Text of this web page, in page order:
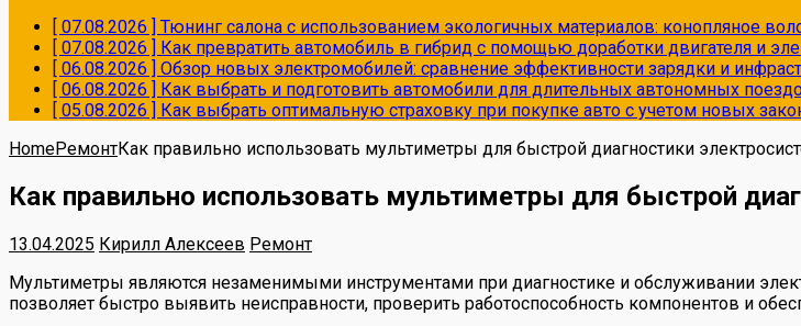
[ 07.08.2026 ] Тюнинг салона с использованием экологичных материалов: конопляное
[ 07.08.2026 ] Как превратить автомобиль в гибрид с помощью доработки двигателя и
[ 06.08.2026 ] Обзор новых электромобилей: сравнение эффективности зарядки и
[ 06.08.2026 ] Как выбрать и подготовить автомобили для длительных автономных
[ 05.08.2026 ] Как выбрать оптимальную страховку при покупке авто с учетом новых
HomeРемонтКак правильно использовать мультиметры для быстрой диагностики
Как правильно использовать мультиметры для быстрой
13.04.2025 Кирилл Алексеев Ремонт
Мультиметры являются незаменимыми инструментами при диагностике и обслуживании
позволяет быстро выявить неисправности, проверить работоспособность компонентов и